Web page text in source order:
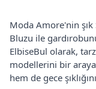
Moda Amore'nin
Bluzu ile
ElbiseBul olarak,
modellerini bir
hem de gece